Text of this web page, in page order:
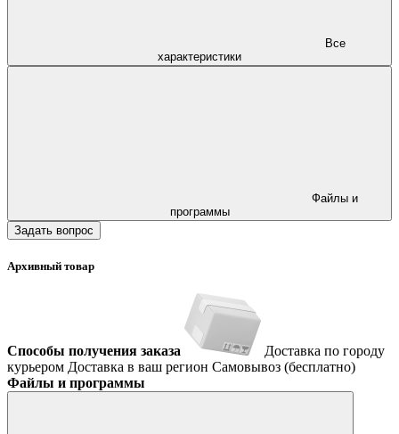
характеристики
программы
Задать вопрос
Архивный товар
Способы получения заказа
Доставка по городу
курьером Доставка в ваш регион Самовывоз (бесплатно)
Файлы и программы